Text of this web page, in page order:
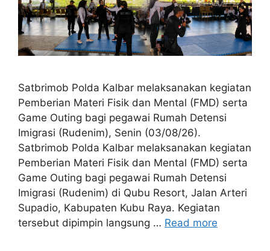
Satbrimob Polda Kalbar melaksanakan kegiatan
Pemberian Materi Fisik dan Mental (FMD) serta
Game Outing bagi pegawai Rumah Detensi
Imigrasi (Rudenim), Senin (03/08/26).
Satbrimob Polda Kalbar melaksanakan kegiatan
Pemberian Materi Fisik dan Mental (FMD) serta
Game Outing bagi pegawai Rumah Detensi
Imigrasi (Rudenim) di Qubu Resort, Jalan Arteri
Supadio, Kabupaten Kubu Raya. Kegiatan
tersebut dipimpin langsung … Read more